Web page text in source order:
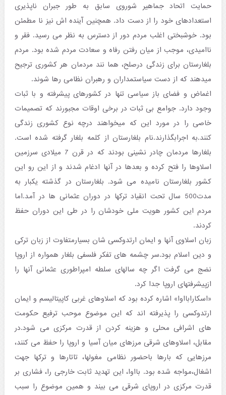
حمایت اتحاد جماهیر شوروی سابق به طور جبران ناپذیری
استعدادهای خود را از دست داد. همچنین آینده اش نیز نا مطمئن
بود. خوشبختی اغلب مردم دور از دسترس به نظر می رسید. فقر و
ناامیدی، موجب از میان رفتن رفاه و سعادت مردم شده بود. مردم
بلغارستان برای زندگی درصلح، هما نند مردمان هر کشوری ترجیح
میدهند که از دست سیاستمداران و رهبران نظامی رها شوند.
اغماض و فضای باز سیاسی تنها در کشورهای پیشرفته و با ثبات
وجود دارد. جوامع بی ثبات در برخی اوقات مجبورند که تصمیمات
خاصی را در مورد این که میخواهند درچه نوع کشوری زندگی
کنند.به اجرابگذارند.نام بلغارستان از کلمه بلغار گرفته شده است.
بلغارها مردمان چادر نشینی بودند که در قرن 7 میلادی سرزمین
اسلاوها را فتح کرده و بعدها در آنها ادغام شدند و از این رو این
کشور بلغارستان نامیده می شود. بلغارستان در گذشته یکبار به
مدت500 سال تحت انقیاد ترکها در دوران عثمانی ها در آمد.اما
مردم این کشور هویت ملی خودشان را در طی این دوران حفظ
کردند.
زبان اسلاوی آنها و ایمان ارتدوکسی شان بسیارمتفاوت از زبان ترکی
و دین اسلام بود.سر چشمه های تفکر فلسفی بلغار همواره از اروپا
نضج می گرفت اگر چه سالهای سلطه امپراطوری عثمانی آنها را
ازپیشرفتهای اروپا جدا کرد.
«اسکارابااوا» اشاره کرده بود که اسلاوهای غربی کاپیتالیسم و ایمان
ارتدوکسی را پذیرفته اند که این موضوع موحب ترفیع حکومت
های اشرافی محلی و هزینه کردن از قدرت مرکزی می شود.در
مقابل، اسلاوهای شرقی مرزهای میان آسیا و اروپا را حفظ می کنند،
مرزهایی که بارها باحضور نظامی مغولها، تاتارها و ترکها جهت
اشغال،مواجه شده بود. بااوا، این تهدید ثابت خارجی را، فشاری بر
قدرت مرکزی در اروپای شرقی می بیند و همین موضوع را سبب